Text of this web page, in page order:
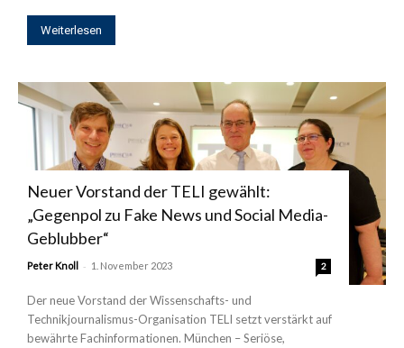
Weiterlesen
Neuer Vorstand der TELI gewählt:
„Gegenpol zu Fake News und Social Media-
Geblubber“
Peter Knoll - 1. November 2023 2
Der neue Vorstand der Wissenschafts- und
Technikjournalismus-Organisation TELI setzt verstärkt auf
bewährte Fachinformationen. München – Seriöse,